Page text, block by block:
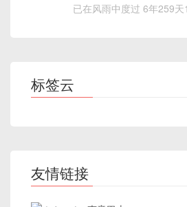
已在风雨中度过 6年259
标签云
友情链接